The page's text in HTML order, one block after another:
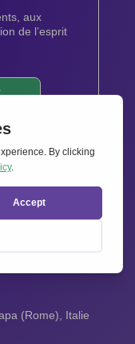
aux
de l’esprit
nouvelles
(Rome), Italie